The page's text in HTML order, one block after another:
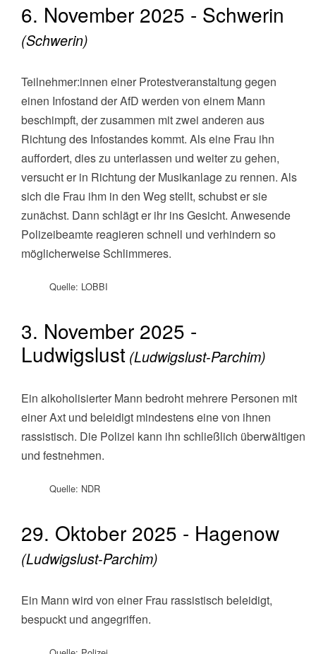
6. November 2025 - Schwerin
(Schwerin)
Teilnehmer:innen einer Protestveranstaltung gegen
einen Infostand der AfD werden von einem Mann
beschimpft, der zusammen mit zwei anderen aus
Richtung des Infostandes kommt. Als eine Frau ihn
auffordert, dies zu unterlassen und weiter zu gehen,
versucht er in Richtung der Musikanlage zu rennen. Als
sich die Frau ihm in den Weg stellt, schubst er sie
zunächst. Dann schlägt er ihr ins Gesicht. Anwesende
Polizeibeamte reagieren schnell und verhindern so
möglicherweise Schlimmeres.
Quelle: LOBBI
3. November 2025 -
Ludwigslust (Ludwigslust-Parchim)
Ein alkoholisierter Mann bedroht mehrere Personen mit
einer Axt und beleidigt mindestens eine von ihnen
rassistisch. Die Polizei kann ihn schließlich überwältigen
und festnehmen.
Quelle: NDR
29. Oktober 2025 - Hagenow
(Ludwigslust-Parchim)
Ein Mann wird von einer Frau rassistisch beleidigt,
bespuckt und angegriffen.